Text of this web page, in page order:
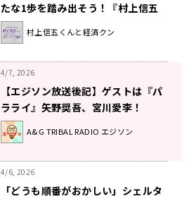
たな1歩を踏み出そう！『村上信五
くんと経済クン』
村上信五くんと経済クン
4/7, 2026
【エジソン放送後記】ゲストは『パ
ラライ』矢野奨吾、宮川愛李！
2026年4月4日放送回
A&G TRIBAL RADIO エジソン
4/6, 2026
「どうも順番がおかしい」シェルタ